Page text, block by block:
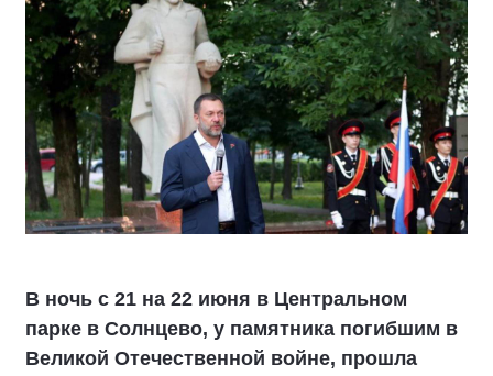
В ночь с 21 на 22 июня в Центральном
парке в Солнцево, у памятника погибшим в
Великой Отечественной войне, прошла